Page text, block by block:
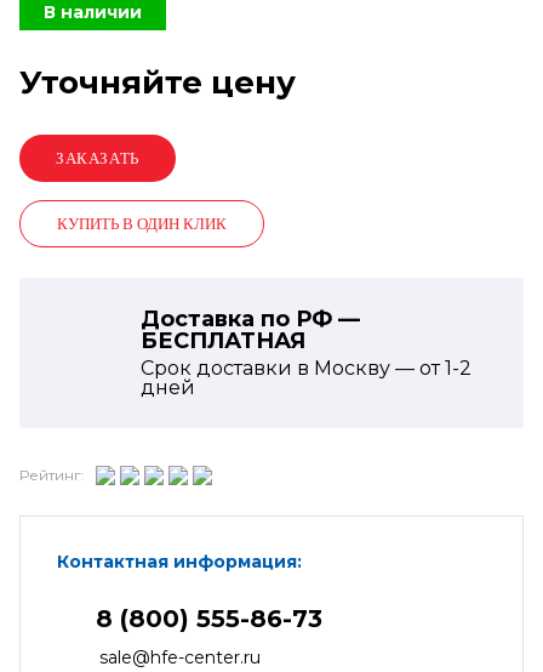
В наличии
Уточняйте цену
КУПИТЬ В ОДИН КЛИК
Доставка по РФ —
БЕСПЛАТНАЯ
Срок доставки в Москву — от1-2
дней
Рейтинг:
Контактная информация:
8 (800) 555-86-73
sale@hfe-center.ru